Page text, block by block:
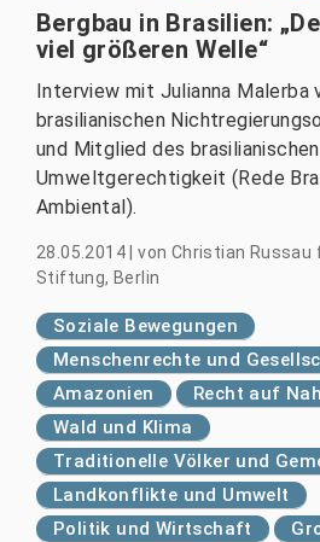
Bergbau in Brasilien:
viel größeren Welle“
Interview mit Julianna Malerba
brasilianischen
und Mitglied des
Umweltgerechtigkeit (Rede
Ambiental).
28.05.2014 |von Christian Russau
Stiftung, Berlin
Soziale Bewegungen
Menschenrechte und
Amazonien
Recht auf
Wald und Klima
Traditionelle Völker und
Landkonflikte und Umwelt
Politik und Wirtschaft